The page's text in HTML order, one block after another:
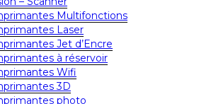
Multifonctions
Laser
Jet d’Encre
à réservoir
Wifi
3D
photo